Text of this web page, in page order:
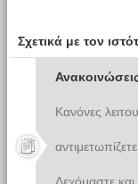
Σχετικά με τον
Κανόνες